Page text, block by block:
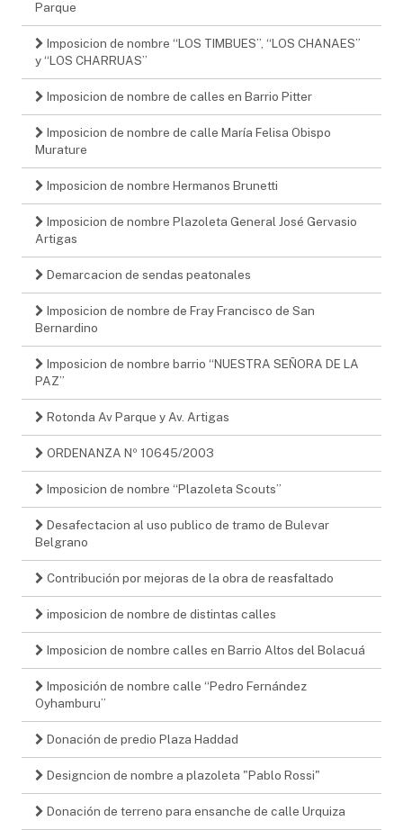
Parque
Imposicion de nombre “LOS TIMBUES”, “LOS CHANAES”
y “LOS CHARRUAS”
Imposicion de nombre de calles en Barrio Pitter
Imposicion de nombre de calle María Felisa Obispo
Murature
Imposicion de nombre Hermanos Brunetti
Imposicion de nombre Plazoleta General José Gervasio
Artigas
Demarcacion de sendas peatonales
Imposicion de nombre de Fray Francisco de San
Bernardino
Imposicion de nombre barrio “NUESTRA SEÑORA DE LA
PAZ”
Rotonda Av Parque y Av. Artigas
ORDENANZA Nº 10645/2003
Imposicion de nombre “Plazoleta Scouts”
Desafectacion al uso publico de tramo de Bulevar
Belgrano
Contribución por mejoras de la obra de reasfaltado
imposicion de nombre de distintas calles
Imposicion de nombre calles en Barrio Altos del Bolacuá
Imposición de nombre calle “Pedro Fernández
Oyhamburu”
Donación de predio Plaza Haddad
Designcion de nombre a plazoleta "Pablo Rossi"
Donación de terreno para ensanche de calle Urquiza